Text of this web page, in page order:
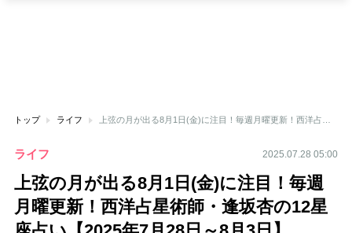
トップ ライフ
ライフ 2025.07.28 05:00
上弦の月が出る8月1日(金)に注目！毎週
月曜更新！西洋占星術師・逢坂杏の12星